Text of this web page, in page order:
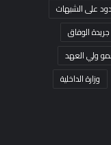
على الشبهات
جريدة الوفاق
ولي العهد
وزارة الداخلية